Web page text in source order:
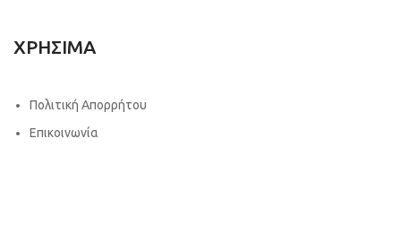
ΧΡΗΣΙΜΑ
Πολιτική Απορρήτου
Επικοινωνία